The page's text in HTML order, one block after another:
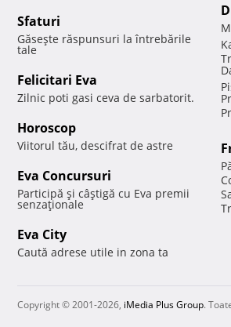
Sfaturi
Găseşte răspunsuri la întrebările
tale
Felicitari Eva
Zilnic poti gasi ceva de sarbatorit.
Horoscop
Viitorul tău, descifrat de astre
Eva Concursuri
Participă şi câştigă cu Eva premii
senzaţionale
Eva City
Caută adrese utile in zona ta
Copyright © 2001-2026, iMedia Plus Group.